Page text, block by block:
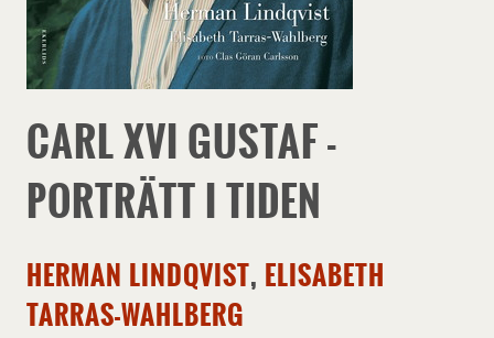
CARL XVI GUSTAF -
PORTRÄTT I TIDEN
HERMAN LINDQVIST, ELISABETH
TARRAS-WAHLBERG